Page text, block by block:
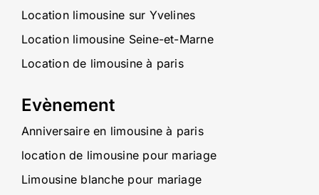
Location limousine sur Yvelines
Location limousine Seine-et-Marne
Location de limousine à paris
Evènement
Anniversaire en limousine à paris
location de limousine pour mariage
Limousine blanche pour mariage